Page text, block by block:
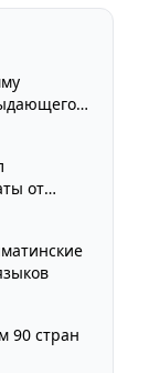
от
90 стран